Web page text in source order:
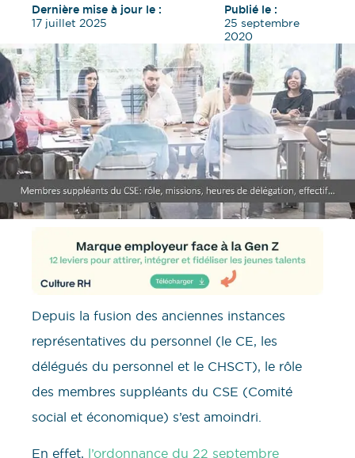
Dernière mise à jour le :
17 juillet 2025
Publié le :
25 septembre
2020
Depuis la fusion des anciennes instances
représentatives du personnel (le CE, les
délégués du personnel et le CHSCT), le rôle
des membres suppléants du CSE (Comité
social et économique) s’est amoindri.
En effet, l’ordonnance du 22 septembre